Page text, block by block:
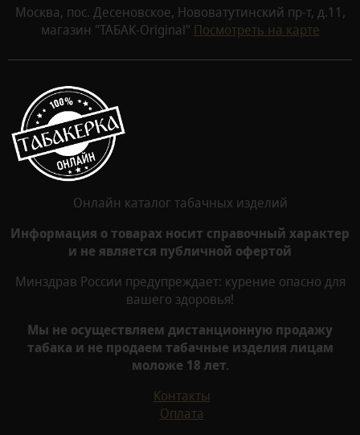
Москва, пос. Десеновское, Нововатутинский пр-т, д.11,
магазин "ТАБАК-Original" Посмотреть на карте
Онлайн каталог табачных изделий
Информация о товарах носит справочный характер
и не является публичной офертой
Минздрав России предупреждает: курение опасно для
вашего здоровья!
Мы не осуществляем дистанционную продажу
табака и не продаем табачные изделия лицам
моложе 18 лет.
Контакты
Оплата